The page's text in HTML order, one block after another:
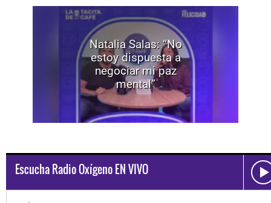
Natalia Salas: “No
estoy dispuesta a
negociar mi paz
mental”
Escucha Radio Oxígeno EN VIVO